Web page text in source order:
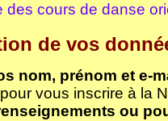
cours de danse
de vos
nom, prénom et e-
vous inscrire à la
ou